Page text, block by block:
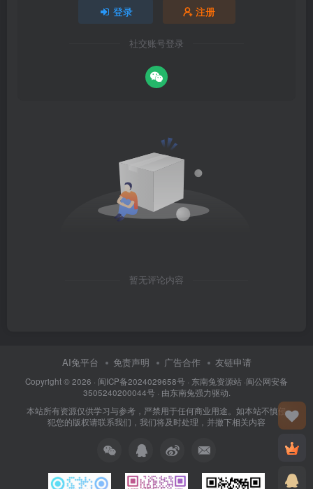
登录 注册
社交账号登录
暂无评论内容
AI兔平台 免责声明 广告合作 友链申请
Copyright © 2026 · 闽ICP备2024029658号 · 东南兔资源站 ·闽公网安备
3505240200044号· 由东南兔强力驱动.
本站所有资源仅供学习与参考，严禁用于任何商业用途。如本站不慎侵
犯您的版权请联系我们，我们将及时处理，并撤下相关内容